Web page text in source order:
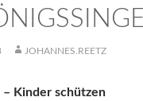
JOHANNES.REETZ
Kinder schützen